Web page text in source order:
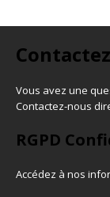
Vous avez une
Contactez-nous
RGPD
Accédez à nos